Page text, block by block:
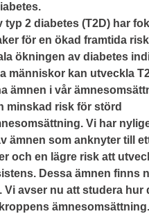
typ 2 diabetes (T2D) har
för en ökad framtida
ökningen av diabetes
människor kan utveckla
ämnen i vår
minskad risk för störd
Vi har
ämnen som anknyter till
och en lägre risk att
Dessa ämnen finns
Vi avser nu att studera hur
ämnesomsättning.